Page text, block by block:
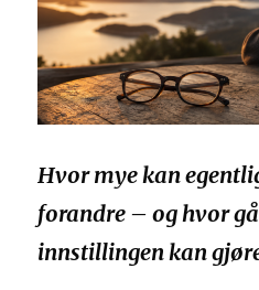
Hvor mye kan
forandre – og hvor
innstillingen kan